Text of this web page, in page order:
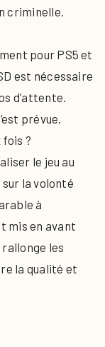
criminelle.
pour PS5 et
est nécessaire
d’attente.
prévue.
?
le jeu au
la volonté
à
mis en avant
les
la qualité et